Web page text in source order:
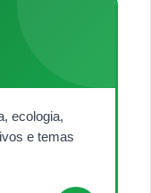
ecologia,
e temas